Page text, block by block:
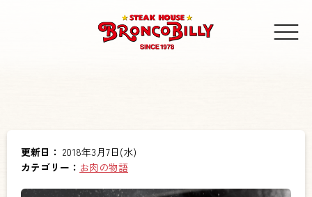
更新日： 2018年3月7日(水)
カテゴリー： お肉の物語